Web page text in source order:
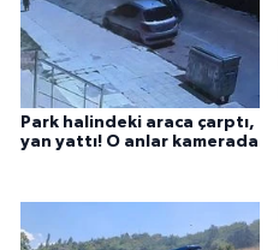
Park halindeki araca çarptı,
yan yattı! O anlar kamerada